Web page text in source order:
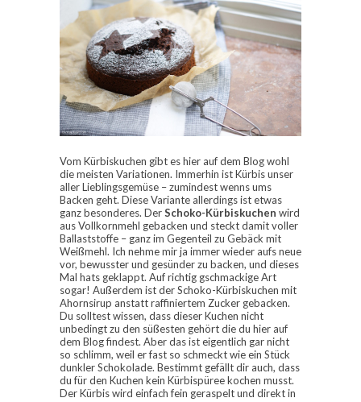
Vom Kürbiskuchen gibt es hier auf dem Blog wohl
die meisten Variationen. Immerhin ist Kürbis unser
aller Lieblingsgemüse – zumindest wenns ums
Backen geht. Diese Variante allerdings ist etwas
ganz besonderes. DerSchoko-Kürbiskuchen wird
aus Vollkornmehl gebacken und steckt damit voller
Ballaststoffe – ganz im Gegenteil zu Gebäck mit
Weißmehl. Ich nehme mir ja immer wieder aufs neue
vor, bewusster und gesünder zu backen, und dieses
Mal hats geklappt. Auf richtig gschmackige Art
sogar! Außerdem ist der Schoko-Kürbiskuchen mit
Ahornsirup anstatt raffiniertem Zucker gebacken.
Du solltest wissen, dass dieser Kuchen nicht
unbedingt zu den süßesten gehört die du hier auf
dem Blog findest. Aber das ist eigentlich gar nicht
so schlimm, weil er fast so schmeckt wie ein Stück
dunkler Schokolade. Bestimmt gefällt dir auch, dass
du für den Kuchen kein Kürbispüree kochen musst.
Der Kürbis wird einfach fein geraspelt und direkt in